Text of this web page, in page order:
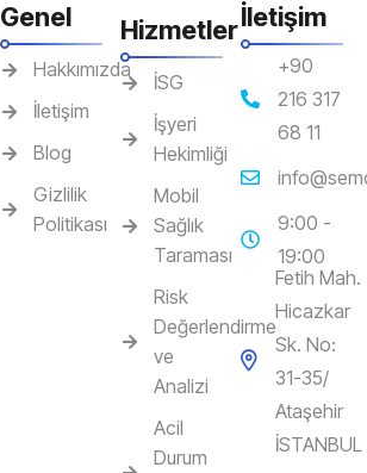
Genel
Hakkımızda
İletişim
Blog
Gizlilik
Politikası
Hizmetler
İSG
İşyeri
Hekimliği
Mobil
Sağlık
Taraması
Risk
Değerlendirme
ve
Analizi
Acil
Durum
İletişim
+90
216 317
68 11
9:00 -
19:00
Fetih Mah.
Hicazkar
Sk. No:
31-35/
Ataşehir
İSTANBUL